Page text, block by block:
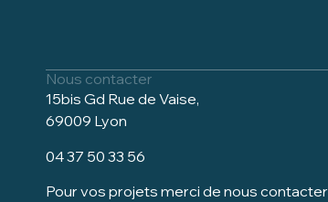
Nous contacter
15bis Gd Rue de Vaise,
69009 Lyon
04 37 50 33 56
Pour vos projets merci de nous contacter